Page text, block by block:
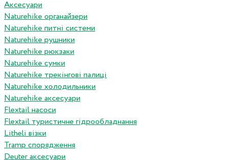
Аксесуари
Naturehike органайзери
Naturehike питні системи
Naturehike рушники
Naturehike рюкзаки
Naturehike сумки
Naturehike трекінгові палиці
Naturehike холодильники
Naturehike аксесуари
Flextail насоси
Flextail туристичне гідрообладнання
Litheli візки
Tramp спорядження
Deuter аксесуари